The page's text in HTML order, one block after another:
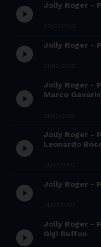
play_circle_filled Jolly Roger -
play_circle_filled Jolly Roger -
play_circle_filled
Jolly Roger -
Marco
play_circle_filled
Jolly Roger -
Leonardo
play_circle_filled Jolly Roger -
play_circle_filled
Jolly Roger -
Gigi Buffon